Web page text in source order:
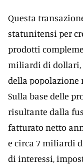
Questa
statunitensi per
prodotti
miliardi di dollari,
della popolazione
Sulla base delle
risultante dalla
fatturato netto
e circa 7 miliardi
di interessi,